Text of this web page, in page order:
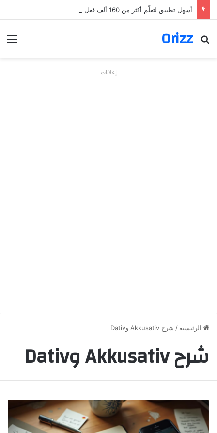
أسهل تطبيق لتعلّم أكثر من 160 ألف فعل بالألمانية
Orizz
بحث عن
إعلانات
الرئيسية / شرح Akkusativ وDativ
شرح Akkusativ وDativ